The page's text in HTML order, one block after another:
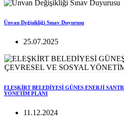
Ünvan Değişikliği Sınav Duyurusu
25.07.2025
ELEŞKİRT BELEDİYESİ GÜNEŞ ENERJİ
YÖNETİM PLANI
11.12.2024